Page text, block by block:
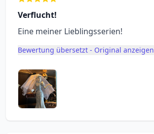
Verflucht!
Eine meiner Lieblingsserien!
Bewertung übersetzt - Original anzeigen